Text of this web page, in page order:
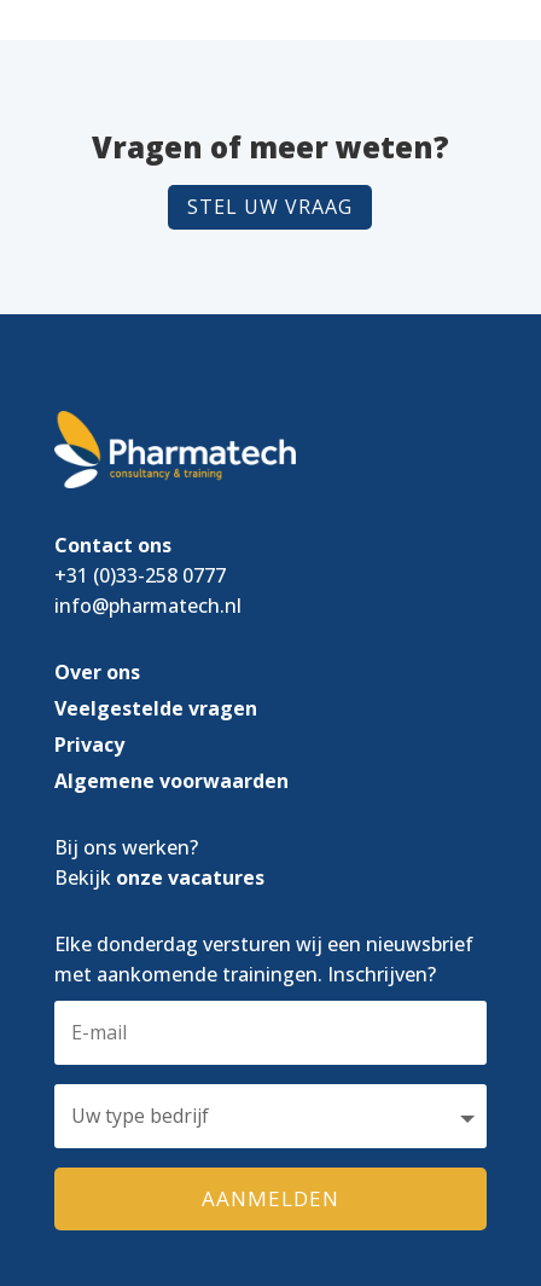
Vragen of meer weten?
STEL UW VRAAG
Contact ons
+31 (0)33-258 0777
info@pharmatech.nl
Over ons
Veelgestelde vragen
Privacy
Algemene voorwaarden
Bij ons werken?
Bekijk onze vacatures
Elke donderdag versturen wij een nieuwsbrief
met aankomende trainingen. Inschrijven?
AANMELDEN